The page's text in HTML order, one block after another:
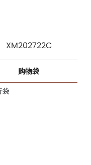
XM202722C
购物袋